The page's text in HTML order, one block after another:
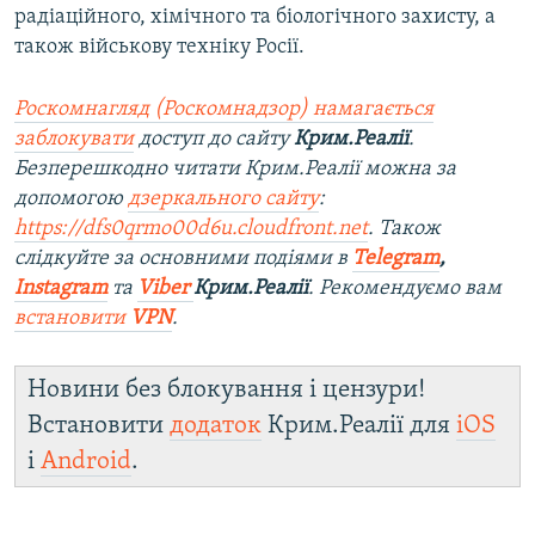
радіаційного, хімічного та біологічного захисту, а
також військову техніку Росії.
Роскомнагляд (Роскомнадзор) намагається
заблокуватидоступ до сайтуКрим.Реалії.
Безперешкодно читати Крим.Реалії можна за
допомогою дзеркального сайту:
https://dfs0qrmo00d6u.cloudfront.net. Також
слідкуйте за основними подіями в Telegram,
Instagramта ViberКрим.Реалії. Рекомендуємо вам
встановити VPN.
Новини без блокування і цензури!
Встановити додаток Крим.Реалії для iOS
і Android.